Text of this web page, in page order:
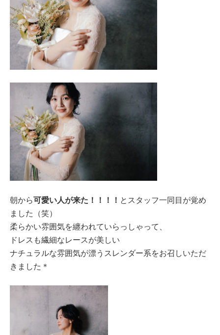
朝から可愛い人が来た！！！！ とスタッフ一同目が覚め
ました（笑）
柔らかい雰囲気を纏われていらっしゃって、
ドレスも繊細なレースが美しい
ナチュラルな雰囲気が漂うスレンダー系をお召しいただ
きました＊